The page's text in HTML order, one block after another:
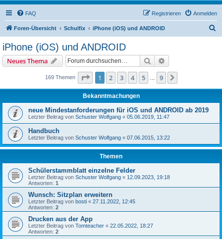
FAQ Anmelden
Registrieren
Foren-Übersicht Schulfix iPhone (iOS) und ANDROID
iPhone (iOS) und ANDROID
Neues Thema Suche
169 Themen Seite 1von
1 2 3 4 5 9
Bekanntmachungen
neue Mindestanforderungen für iOS und ANDROID ab 2019
Letzter Beitrag von Schuster Wolfgang « 05.06.2019, 11:47
Handbuch
Letzter Beitrag von Schuster Wolfgang « 07.06.2015, 13:22
Themen
Schülerstammblatt einzelne Felder
Letzter Beitrag von Schuster Wolfgang « 12.09.2023, 19:18
Antworten: 1
Wunsch: Sitzplan erweitern
Letzter Beitrag von bosti « 27.11.2022, 12:45
Antworten: 2
Drucken aus der App
Letzter Beitrag von Tomteacher « 22.05.2022, 18:27
Antworten: 2